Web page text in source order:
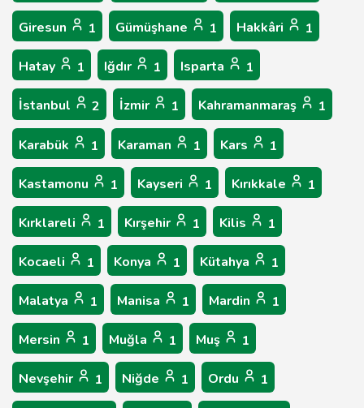
Giresun 1 Gümüşhane 1 Hakkâri 1
Hatay 1 Iğdır 1 Isparta 1
İstanbul 2 İzmir 1 Kahramanmaraş 1
Karabük 1 Karaman 1 Kars 1
Kastamonu 1 Kayseri 1 Kırıkkale 1
Kırklareli 1 Kırşehir 1 Kilis 1
Kocaeli 1 Konya 1 Kütahya 1
Malatya 1 Manisa 1 Mardin 1
Mersin 1 Muğla 1 Muş 1
Nevşehir 1 Niğde 1 Ordu 1